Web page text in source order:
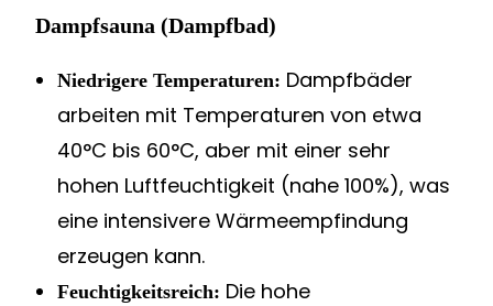
Dampfsauna (Dampfbad)
Niedrigere Temperaturen: Dampfbäder
arbeiten mit Temperaturen von etwa
40°C bis 60°C, aber mit einer sehr
hohen Luftfeuchtigkeit (nahe 100%), was
eine intensivere Wärmeempfindung
erzeugen kann.
Feuchtigkeitsreich: Die hohe